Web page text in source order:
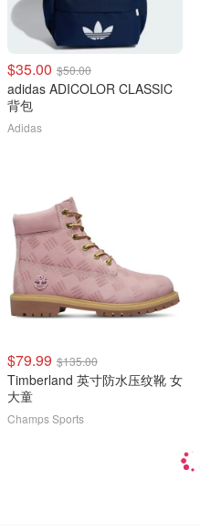
$35.00 $50.00
adidas ADICOLOR CLASSIC
背包
Adidas
$79.99 $135.00
Timberland 英寸防水压纹靴 女
大童
Champs Sports